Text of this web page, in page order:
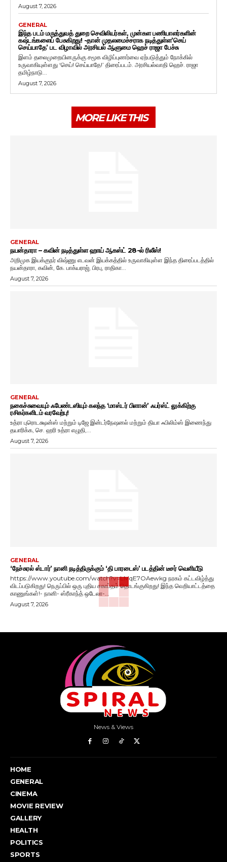
August 7, 2026
GENERAL
இந்த படம் மருத்துவத் துறை செவிலியர்கள், முன்கள பணியாளர்களின்
கஷ்டங்களைப் பேசுகிறது! -தான் முதலமைச்சராக நடித்துள்ள’செய்
செய்யாதே’ பட விழாவில் அரசியல் ஆளுமை ஹெச் ராஜா பேச்சு
இளம் தலைமுறையினருக்கு சமூக விழிப்புணர்வை ஏற்படுத்தும் நோக்கில்
உருவாகியுள்ளது ‘செய்! செய்யாதே!’ திரைப்படம். அரசியல்வாதி ஹெச். ராஜா
தமிழ்நாடு...
August 7, 2026
MORE LIKE THIS
GENERAL
நயன்தாரா – கவின் நடித்துள்ள ஹாய் ஆகஸ்ட் 28-ல் ரிலீஸ்!
அறிமுக இயக்குநர் விஷ்ணு எடவன் இயக்கத்தில் உருவாகியுள்ள இந்த திரைப்படத்தில்
நயன்தாரா, கவின், கே. பாக்யராஜ், பிரபு, ராதிகா...
August 7, 2026
GENERAL
நகைச்சுவையும் ஃபேண்டஸியும் கலந்த ‘மாஸ்டர் பிளான்’ ஃபர்ஸ்ட் லுக்கிற்கு
ரசிகர்களிடம் வரவேற்பு!
உத்ரா புரொடக்ஷன்ஸ் மற்றும் டிஜே இன்டர்நேஷனல் மற்றும் தியா ஃபிலிம்ஸ் இணைந்து
தயாரிக்க, செ. ஹரி உத்ரா எழுதி,...
August 7, 2026
GENERAL
‘நேச்சுரல் ஸ்டார்’ நானி நடித்திருக்கும் ‘தி பாரடைஸ்’ படத்தின் டீசர் வெளியீடு
https://www.youtube.com/watch?v=LMqE7OAewkg நரகம் கட்டவிழ்த்து
விடப்படுகிறது! நெருப்பில் ஒரு புதிய சகாப்தம் தொடங்குகிறது! இந்த வெறியாட்டத்தை
காணுங்கள்!- நானி- ஸ்ரீகாந்த் ஒடேலா-...
August 7, 2026
News & Views
HOME
GENERAL
CINEMA
MOVIE REVIEW
GALLERY
HEALTH
POLITICS
SPORTS